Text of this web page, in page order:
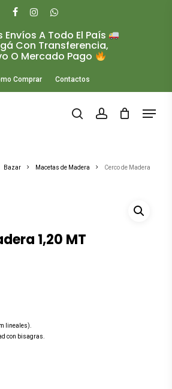
Envíos A Todo El País
Con Transferencia,
O Mercado Pago
Comprar Contactos
search account
Menu
Bazar Macetas de Madera Cerco de Madera
1,20 MT
lineales).
con bisagras.